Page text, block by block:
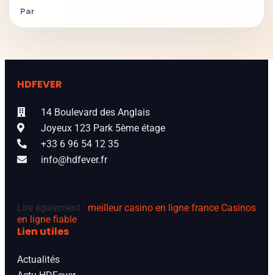
Par
HDFEVER
14 Boulevard des Anglais
Joyeux 123 Park 5ème étage
+33 6 96 54 12 35
info@hdfever.fr
Lire également : meilleur casino en ligne france Casinos
en ligne fiable
Lien utiles
Actualités